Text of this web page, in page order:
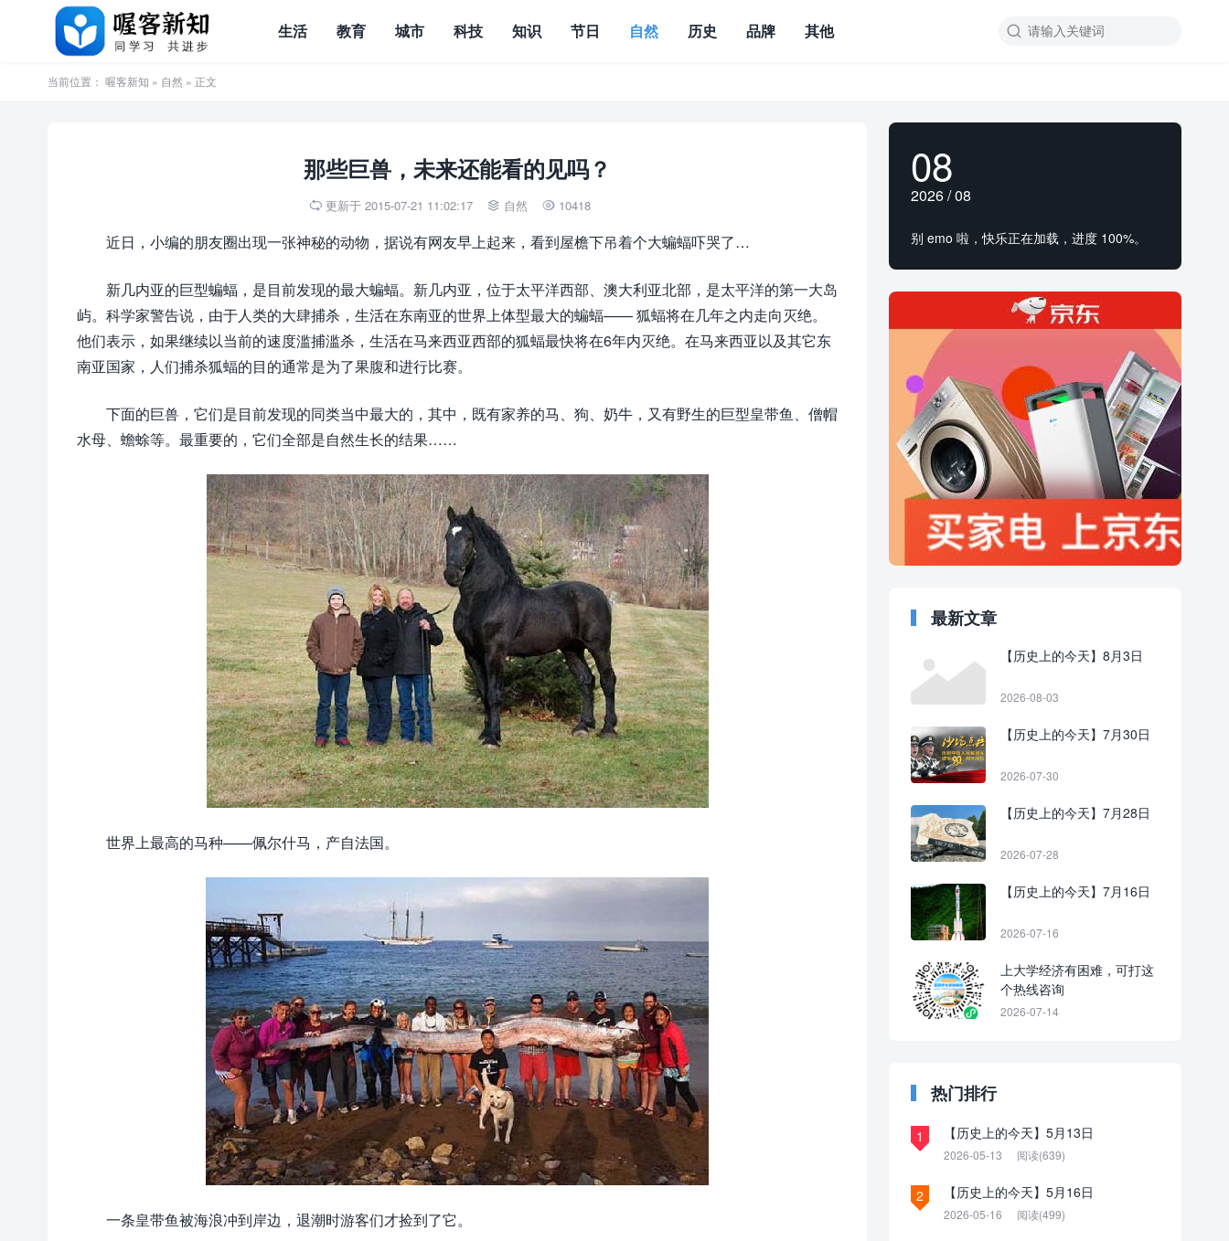

生活 教育 城市 科技 知识 节日 自然 历史 品牌 其他
当前位置： 喔客新知 » 自然 » 正文
那些巨兽，未来还能看的见吗？
 更新于 2015-07-21 11:02:17  自然  10418
近日，小编的朋友圈出现一张神秘的动物，据说有网友早上起来，看到屋檐下吊着个大蝙蝠吓哭了…
新几内亚的巨型蝙蝠，是目前发现的最大蝙蝠。新几内亚，位于太平洋西部、澳大利亚北部，是太平洋的第一大岛
屿。科学家警告说，由于人类的大肆捕杀，生活在东南亚的世界上体型最大的蝙蝠—— 狐蝠将在几年之内走向灭绝。
他们表示，如果继续以当前的速度滥捕滥杀，生活在马来西亚西部的狐蝠最快将在6年内灭绝。在马来西亚以及其它东
南亚国家，人们捕杀狐蝠的目的通常是为了果腹和进行比赛。
下面的巨兽，它们是目前发现的同类当中最大的，其中，既有家养的马、狗、奶牛，又有野生的巨型皇带鱼、僧帽
水母、蟾蜍等。最重要的，它们全部是自然生长的结果……
世界上最高的马种——佩尔什马，产自法国。
一条皇带鱼被海浪冲到岸边，退潮时游客们才捡到了它。
08
2026 / 08
别 emo 啦，快乐正在加载，进度 100%。
最新文章
【历史上的今天】8月3日
2026-08-03
【历史上的今天】7月30日
2026-07-30
【历史上的今天】7月28日
2026-07-28
【历史上的今天】7月16日
2026-07-16
上大学经济有困难，可打这
个热线咨询
2026-07-14
热门排行
1 【历史上的今天】5月13日
2026-05-13 阅读(639)
2 【历史上的今天】5月16日
2026-05-16 阅读(499)